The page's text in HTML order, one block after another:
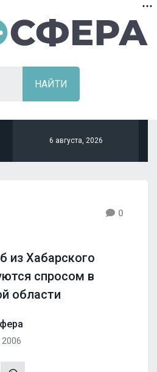
6 августа, 2026
0
из Хабарского
спросом в
области